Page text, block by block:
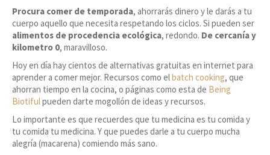
Procura comer de temporada, ahorrarás dinero y le darás a tu
cuerpo aquello que necesita respetando los ciclos. Si pueden ser
alimentos de procedencia ecológica, redondo. De cercanía y
kilometro 0, maravilloso.
Hoy en día hay cientos de alternativas gratuitas en internet para
aprender a comer mejor. Recursos como elbatch cooking, que
ahorran tiempo en la cocina, o páginas como esta de Being
Biotifulpueden darte mogollón de ideas y recursos.
Lo importante es que recuerdes que tu medicina es tu comida y
tu comida tu medicina. Y que puedes darle a tu cuerpo mucha
alegría (macarena) comiendo más sano.